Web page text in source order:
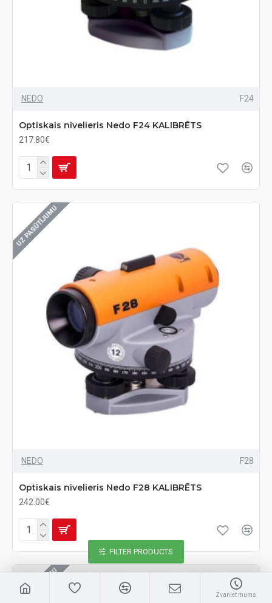
NEDO F24
Optiskais nivelieris Nedo F24 KALIBRĒTS
217.80€
UZ PASŪTĪJUMU
NEDO F28
Optiskais nivelieris Nedo F28 KALIBRĒTS
242.00€
UZ PASŪTĪJUMU Zvaniet mums
FILTER PRODUCTS